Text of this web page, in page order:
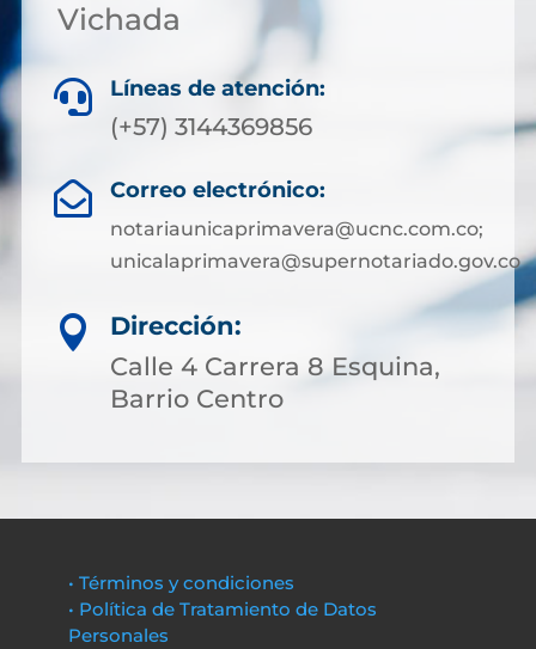
Vichada
 Líneas de atención:
(+57) 3144369856
 Correo electrónico:
notariaunicaprimavera@ucnc.com.co;
unicalaprimavera@supernotariado.gov.co

Dirección:
Calle 4 Carrera 8 Esquina,
Barrio Centro
• Términos y condiciones
• Política de Tratamiento de Datos
Personales